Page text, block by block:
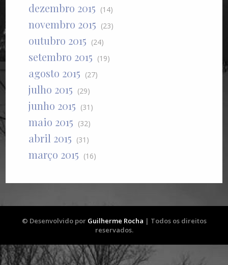
dezembro 2015 (14)
novembro 2015 (23)
outubro 2015 (24)
setembro 2015 (19)
agosto 2015 (27)
julho 2015 (29)
junho 2015 (31)
maio 2015 (32)
abril 2015 (31)
março 2015 (16)
© Desenvolvido por Guilherme Rocha | Todos os direitos
reservados.